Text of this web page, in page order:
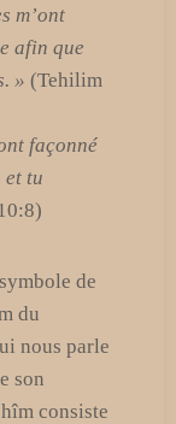
m’ont
afin que
» (Tehilim
façonné
et tu
de
du
nous parle
son
consiste